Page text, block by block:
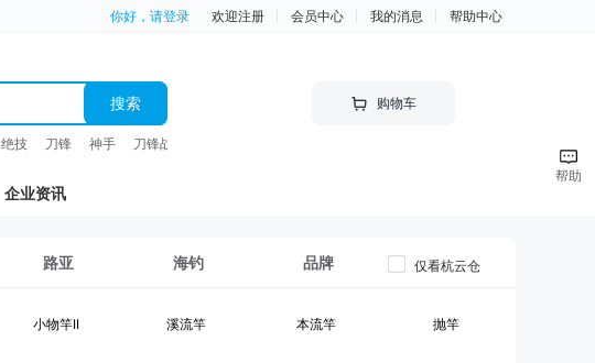
你好，请登录 欢迎注册 会员中心 我的消息 帮助中心
搜索
绝技 刀锋 神手 刀锋战士 竿
购物车
企业资讯
路亚 海钓 品牌
小物竿II 溪流竿 本流竿 抛竿
仅看杭云仓
帮助